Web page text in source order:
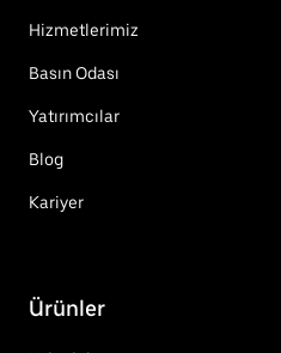
Hizmetlerimiz
Basın Odası
Yatırımcılar
Blog
Kariyer
Ürünler